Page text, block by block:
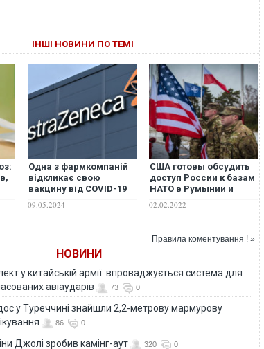
ІНШІ НОВИНИ ПО ТЕМІ
Одна з фармкомпаній
відкликає свою
вакцину від COVID-19
трапилось?
09.05.2024
США готовы обсудить
доступ России к базам
НАТО в Румынии и
02.02.2022
Правила коментування ! »
НОВИНИ
у китайській армії: впроваджується система для
авіаударів
73 0
у Туреччині знайшли 2,2-метрову мармурову
86 0
Джолі зробив камінг-аут 320 0